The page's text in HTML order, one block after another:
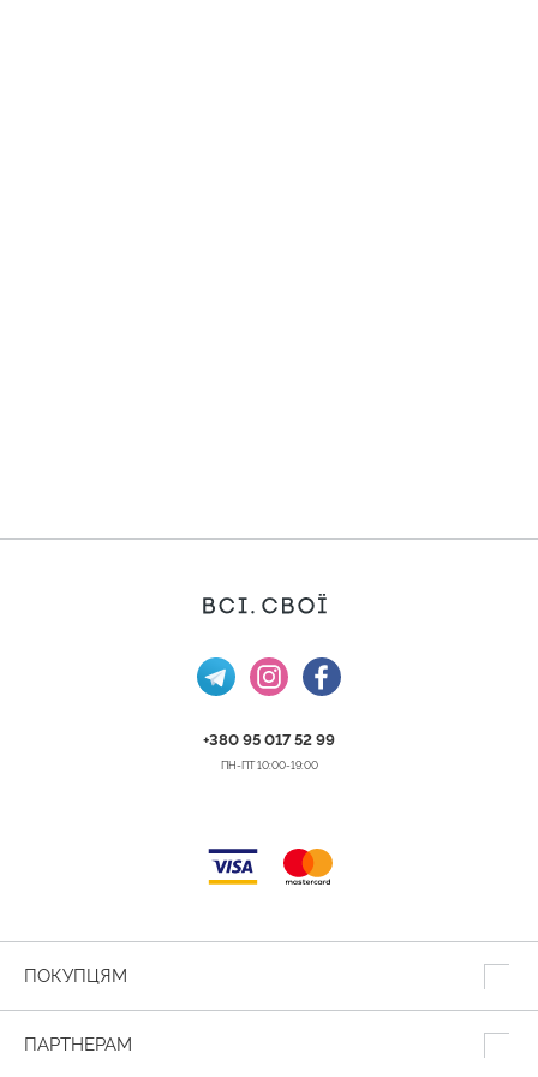
+380 95 017 52 99
ПН-ПТ 10:00-19:00
ПОКУПЦЯМ
ПАРТНЕРАМ